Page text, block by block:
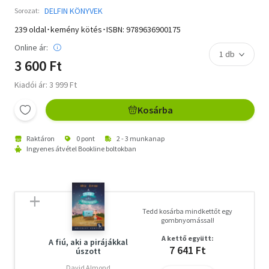
Sorozat: DELFIN KÖNYVEK
239 oldal･kemény kötés･ISBN: 9789636900175
Online ár:
3 600 Ft
Kiadói ár: 3 999 Ft
Kosárba
Raktáron 0 pont
2 - 3 munkanap
Ingyenes átvétel Bookline boltokban
A fiú, aki a pirájákkal
úszott
Tedd kosárba mindkettőt egy
gombnyomással!
A kettő együtt:
7 641 Ft